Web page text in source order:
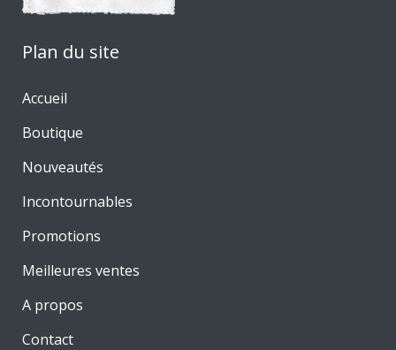
Plan du site
Accueil
Boutique
Nouveautés
Incontournables
Promotions
Meilleures ventes
A propos
Contact